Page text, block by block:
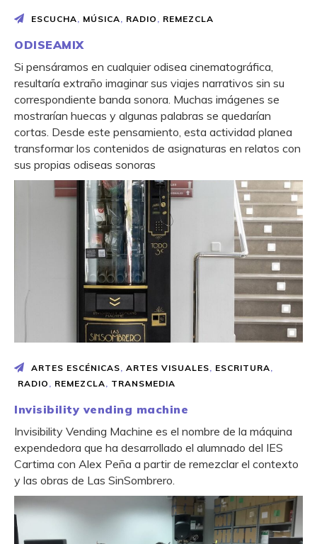
ESCUCHA, MÚSICA, RADIO , REMEZCLA
ODISEAMIX
Si pensáramos en cualquier odisea cinematográfica,
resultaría extraño imaginar sus viajes narrativos sin su
correspondiente banda sonora. Muchas imágenes se
mostrarían huecas y algunas palabras se quedarían
cortas. Desde este pensamiento, esta actividad planea
transformar los contenidos de asignaturas en relatos con
sus propias odiseas sonoras
ARTES ESCÉNICAS ARTES VISUALES ESCRITURA
RADIO
REMEZCLA TRANSMEDIA
Invisibility vending machine
Invisibility Vending Machine es el nombre de la máquina
expendedora que ha desarrollado el alumnado del IES
Cartima con Alex Peña a partir de remezclar el contexto
y las obras de Las SinSombrero.